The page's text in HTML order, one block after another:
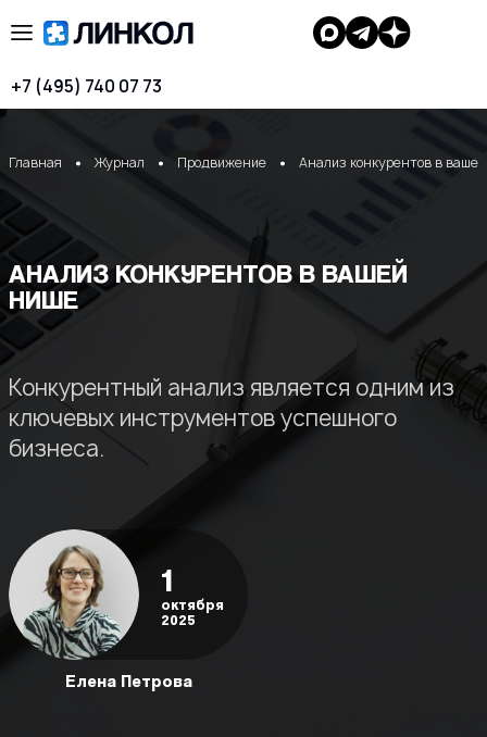
+7 (495) 740 07 73
Главная Журнал Продвижение Анализ конкурентов в
АНАЛИЗ КОНКУРЕНТОВ В ВАШЕЙ
НИШЕ
Конкурентный анализ является одним из
ключевых инструментов успешного
бизнеса.
1
октября
2025
Елена Петрова